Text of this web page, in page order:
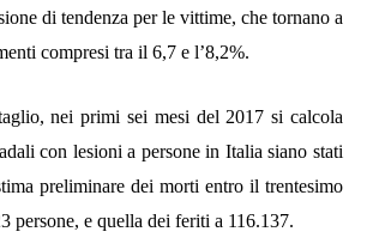
di tendenza per le vittime, che tornano a
compresi tra il 6,7 e l’8,2%.
nei primi sei mesi del 2017 si calcola
con lesioni a persone in Italia siano stati
preliminare dei morti entro il trentesimo
persone, e quella dei feriti a 116.137.